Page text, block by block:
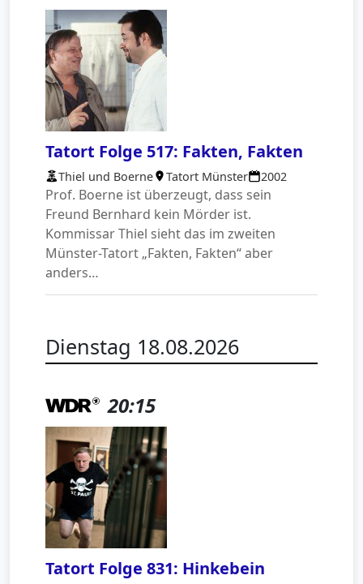
Tatort Folge 517: Fakten, Fakten
Thiel und Boerne Tatort Münster 2002
Prof. Boerne ist überzeugt, dass sein
Freund Bernhard kein Mörder ist.
Kommissar Thiel sieht das im zweiten
Münster-Tatort „Fakten, Fakten“ aber
anders…
Dienstag 18.08.2026
20:15
Tatort Folge 831: Hinkebein